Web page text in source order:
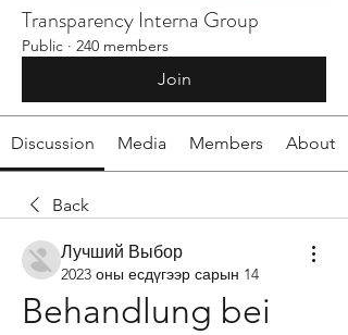
Transparency Interna Group
Public · 240 members
Join
Discussion Media Members About
Back
Лучший Выбор
2023 оны есдүгээр сарын 14
Behandlung bei